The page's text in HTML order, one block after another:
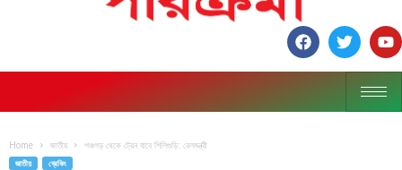
Home জাতীয় পঞ্চগড় থেকে ট্রেন যাবে শিলিগুড়ি: রেলমন্ত্রী
জাতীয় ব্রেকিং